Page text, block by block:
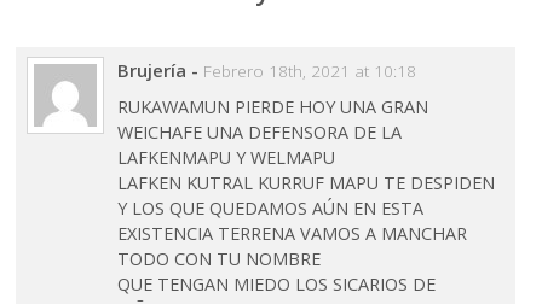
Brujería - Febrero 18th, 2021 at 10:18
RUKAWAMUN PIERDE HOY UNA GRAN
WEICHAFE UNA DEFENSORA DE LA
LAFKENMAPU Y WELMAPU
LAFKEN KUTRAL KURRUF MAPU TE DESPIDEN
Y LOS QUE QUEDAMOS AÚN EN ESTA
EXISTENCIA TERRENA VAMOS A MANCHAR
TODO CON TU NOMBRE
QUE TENGAN MIEDO LOS SICARIOS DE